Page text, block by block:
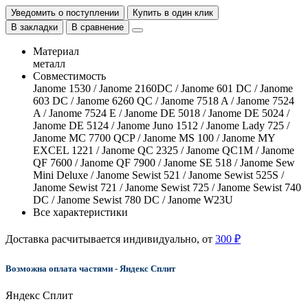
Уведомить о поступлении
Купить в один клик
В закладки
В сравнение
Материал
металл
Совместимость
Janome 1530 / Janome 2160DC / Janome 601 DC / Janome
603 DC / Janome 6260 QC / Janome 7518 A / Janome 7524
A / Janome 7524 E / Janome DE 5018 / Janome DE 5024 /
Janome DE 5124 / Janome Juno 1512 / Janome Lady 725 /
Janome MC 7700 QCP / Janome MS 100 / Janome MY
EXCEL 1221 / Janome QC 2325 / Janome QC1M / Janome
QF 7600 / Janome QF 7900 / Janome SE 518 / Janome Sew
Mini Deluxe / Janome Sewist 521 / Janome Sewist 525S /
Janome Sewist 721 / Janome Sewist 725 / Janome Sewist 740
DC / Janome Sewist 780 DC / Janome W23U
Все характеристики
Доставка расчитывается индивидуально, от 300 ₽
Возможна оплата частями - Яндекс Сплит
Яндекс Сплит